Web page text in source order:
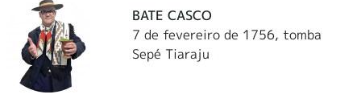
BATE CASCO
7 de fevereiro de 1756, tomba
Sepé Tiaraju